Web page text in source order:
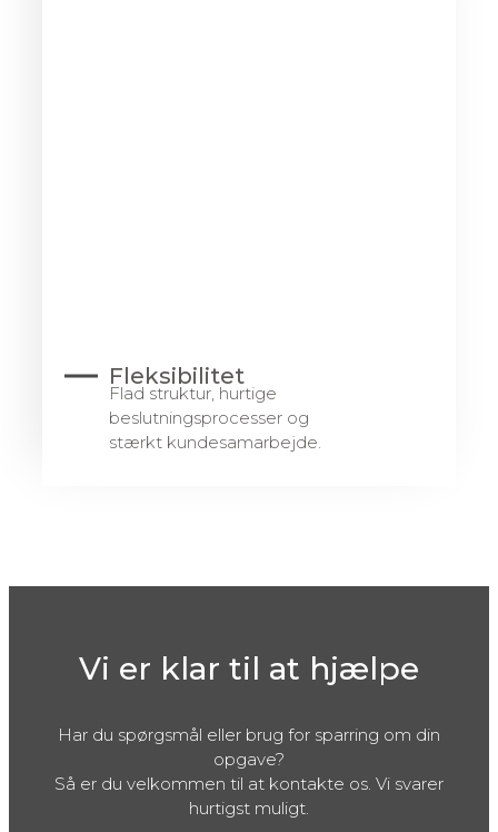
Fleksibilitet
Flad struktur, hurtige
beslutningsprocesser og
stærkt kundesamarbejde.
Vi er klar til at hjælpe
Har du spørgsmål eller brug for sparring om din
opgave?
Så er du velkommen til at kontakte os. Vi svarer
hurtigst muligt.